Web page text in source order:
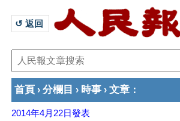
↺ 返回
首頁 › 分欄目 › 時事 › 文章 ：
2014年4月22日發表